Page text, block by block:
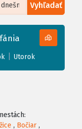
Vyhľadať
OpenStreetMap
Utorok
, Bočiar ,